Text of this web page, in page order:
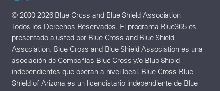
© 2000-2026 Blue Cross and Blue Shield Association —
Todos los Derechos Reservados. El programa Blue365 es
presentado a usted por Blue Cross and Blue Shield
Association. Blue Cross and Blue Shield Association es una
asociación de Compañías Blue Cross y/o Blue Shield
independientes que operan a nivel local. Blue Cross Blue
Shield of Arizona es un licenciatario independiente de Blue